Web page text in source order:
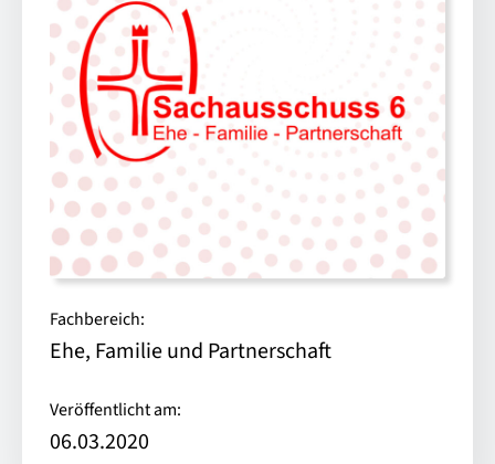
Fachbereich:
Ehe, Familie und Partnerschaft
Veröffentlicht am:
06.03.2020